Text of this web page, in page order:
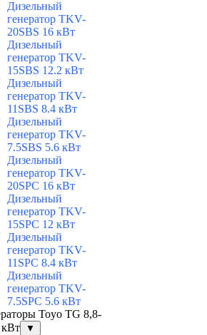
Дизельный
генератор TKV-
20SBS 16 кВт
Дизельный
генератор TKV-
15SBS 12.2 кВт
Дизельный
генератор TKV-
11SBS 8.4 кВт
Дизельный
генератор TKV-
7.5SBS 5.6 кВт
Дизельный
генератор TKV-
20SPC 16 кВт
Дизельный
генератор TKV-
15SPC 12 кВт
Дизельный
генератор TKV-
11SPC 8.4 кВт
Дизельный
генератор TKV-
7.5SPC 5.6 кВт
Toyo TG 8,8-
кВт
▼